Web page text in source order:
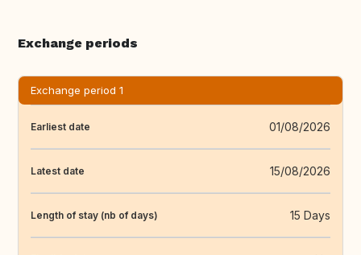
Exchange periods
Exchange period 1
Earliest date 01/08/2026
Latest date 15/08/2026
Length of stay (nb of days) 15 Days